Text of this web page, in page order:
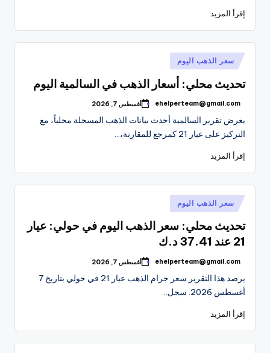
إقرأ المزيد
نُشر
في
سعر الذهب اليوم
تحديث محلي: أسعار الذهب في السالمية اليوم
تمّ
بواسطة
ehelperteam@gmail.com أغسطس 7, 2026
يعرض تقرير السالمية أحدث بيانات الذهب المسجلة محلياً، مع
التركيز على عيار 21 كمرجع للمقارنة،…
إقرأ المزيد
نُشر
في
سعر الذهب اليوم
تحديث محلي: سعر الذهب اليوم في حولي: عيار
21 عند 37.41 د.ك
تمّ
بواسطة
ehelperteam@gmail.com أغسطس 7, 2026
يرصد هذا التقرير سعر جرام الذهب عيار 21 في حولي بتاريخ 7
أغسطس 2026. سجل…
إقرأ المزيد